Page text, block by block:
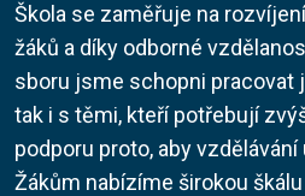
Škola se zaměřuje na
žáků a díky odborné
sboru jsme schopni pracovat
tak i s těmi, kteří potřebují
podporu proto, aby
Žákům nabízíme širokou